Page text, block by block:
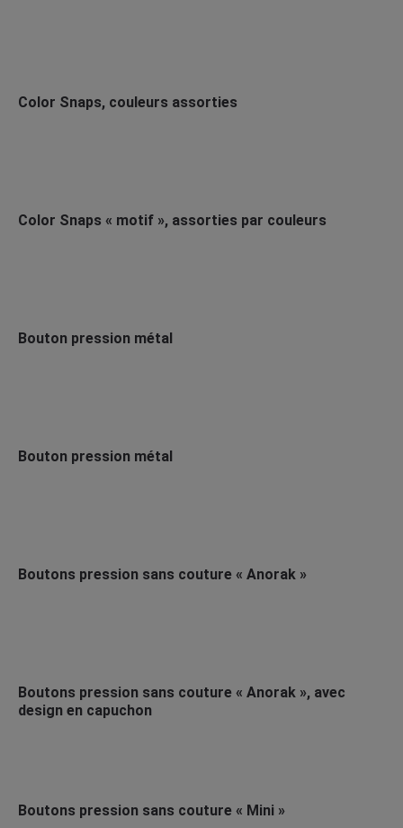
Color Snaps, couleurs assorties
Color Snaps « motif », assorties par couleurs
Bouton pression métal
Bouton pression métal
Boutons pression sans couture « Anorak »
Boutons pression sans couture « Anorak », avec
design en capuchon
Boutons pression sans couture « Mini »